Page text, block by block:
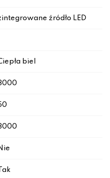
źródło LED
biel
Tak